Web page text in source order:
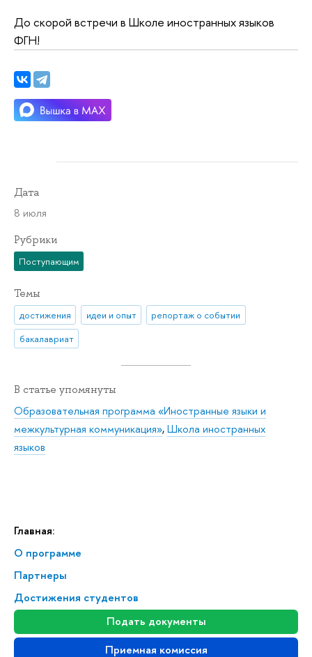
Главная:
О программе
Партнеры
Достижения студентов
Подать документы
Приемная комиссия
До скорой встречи в Школе иностранных языков
ФГН!
Дата
8 июля
Рубрики
Поступающим
Темы
достижения идеи и опыт
репортаж о событии
бакалавриат
В статье упомянуты
Образовательная программа «Иностранные языки и
межкультурная коммуникация»,Школа иностранных
языков